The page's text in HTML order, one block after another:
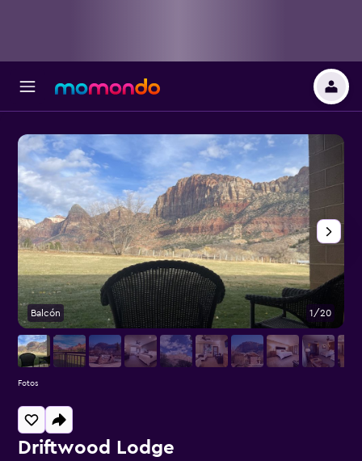
Driftwood Lodge
Balcón 1/20
Fotos